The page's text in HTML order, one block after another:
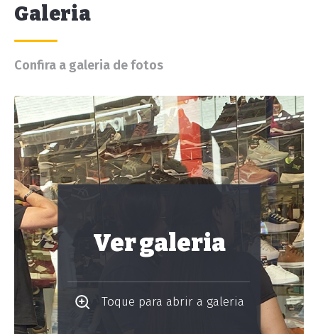
Galeria
Confira a galeria de fotos
Ver galeria
Toque para abrir a galeria